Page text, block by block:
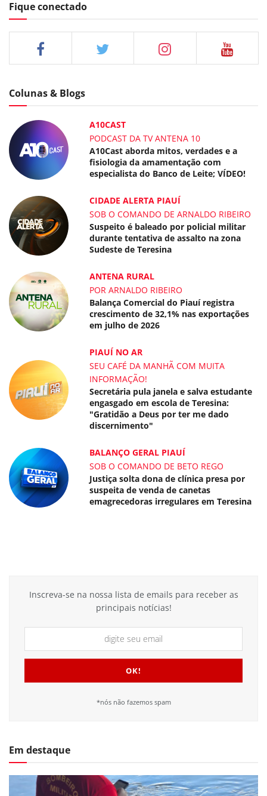
Fique conectado
Colunas & Blogs
A10CAST
PODCAST DA TV ANTENA 10
A10Cast aborda mitos, verdades e a
fisiologia da amamentação com
especialista do Banco de Leite; VÍDEO!
CIDADE ALERTA PIAUÍ
SOB O COMANDO DE ARNALDO RIBEIRO
Suspeito é baleado por policial militar
durante tentativa de assalto na zona
Sudeste de Teresina
ANTENA RURAL
POR ARNALDO RIBEIRO
Balança Comercial do Piauí registra
crescimento de 32,1% nas exportações
em julho de 2026
PIAUÍ NO AR
SEU CAFÉ DA MANHÃ COM MUITA
INFORMAÇÃO!
Secretária pula janela e salva estudante
engasgado em escola de Teresina:
"Gratidão a Deus por ter me dado
discernimento"
BALANÇO GERAL PIAUÍ
SOB O COMANDO DE BETO REGO
Justiça solta dona de clínica presa por
suspeita de venda de canetas
emagrecedoras irregulares em Teresina
Inscreva-se na nossa lista de emails para receber as
principais notícias!
*nós não fazemos spam
Em destaque